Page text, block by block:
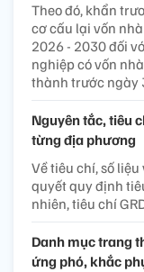
Theo đó, khẩn
cơ cấu lại vốn
2026 - 2030 đối
nghiệp có vốn
thành trước ngày
Nguyên tắc, tiêu
từng địa phương
Về tiêu chí, số
quyết quy định
nhiên, tiêu chí
Danh mục trang
ứng phó, khắc